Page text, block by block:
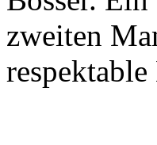
zweiten